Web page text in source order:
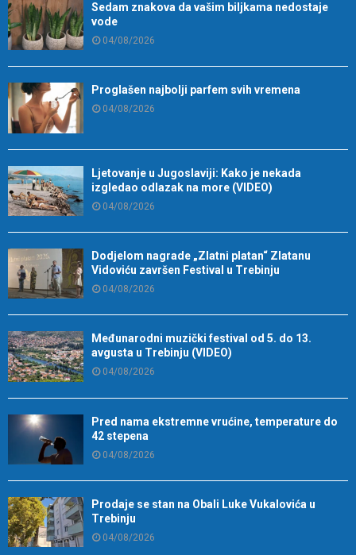
Sedam znakova da vašim biljkama nedostaje
vode
04/08/2026
Proglašen najbolji parfem svih vremena
04/08/2026
Ljetovanje u Jugoslaviji: Kako je nekada
izgledao odlazak na more (VIDEO)
04/08/2026
Dodjelom nagrade „Zlatni platan“ Zlatanu
Vidoviću završen Festival u Trebinju
04/08/2026
Međunarodni muzički festival od 5. do 13.
avgusta u Trebinju (VIDEO)
04/08/2026
Pred nama ekstremne vrućine, temperature do
42 stepena
04/08/2026
Prodaje se stan na Obali Luke Vukalovića u
Trebinju
04/08/2026